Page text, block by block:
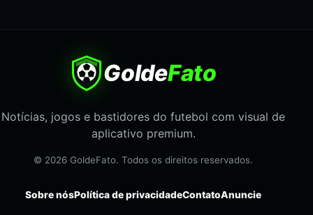
GoldeFato
Notícias, jogos e bastidores do futebol com visual de
aplicativo premium.
© 2026 GoldeFato. Todos os direitos reservados.
Sobre nósPolítica de privacidadeContatoAnuncie